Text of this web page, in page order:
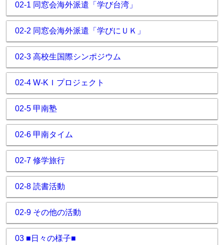
02-1 同窓会海外派遣「学び台湾」
02-2 同窓会海外派遣「学びにＵＫ」
02-3 高校生国際シンポジウム
02-4 W-KＩプロジェクト
02-5 甲南塾
02-6 甲南タイム
02-7 修学旅行
02-8 読書活動
02-9 その他の活動
03 ■日々の様子■